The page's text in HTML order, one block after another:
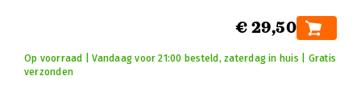
€ 29,50
Op voorraad | Vandaag voor 21:00 besteld, zaterdag in huis | Gratis
verzonden